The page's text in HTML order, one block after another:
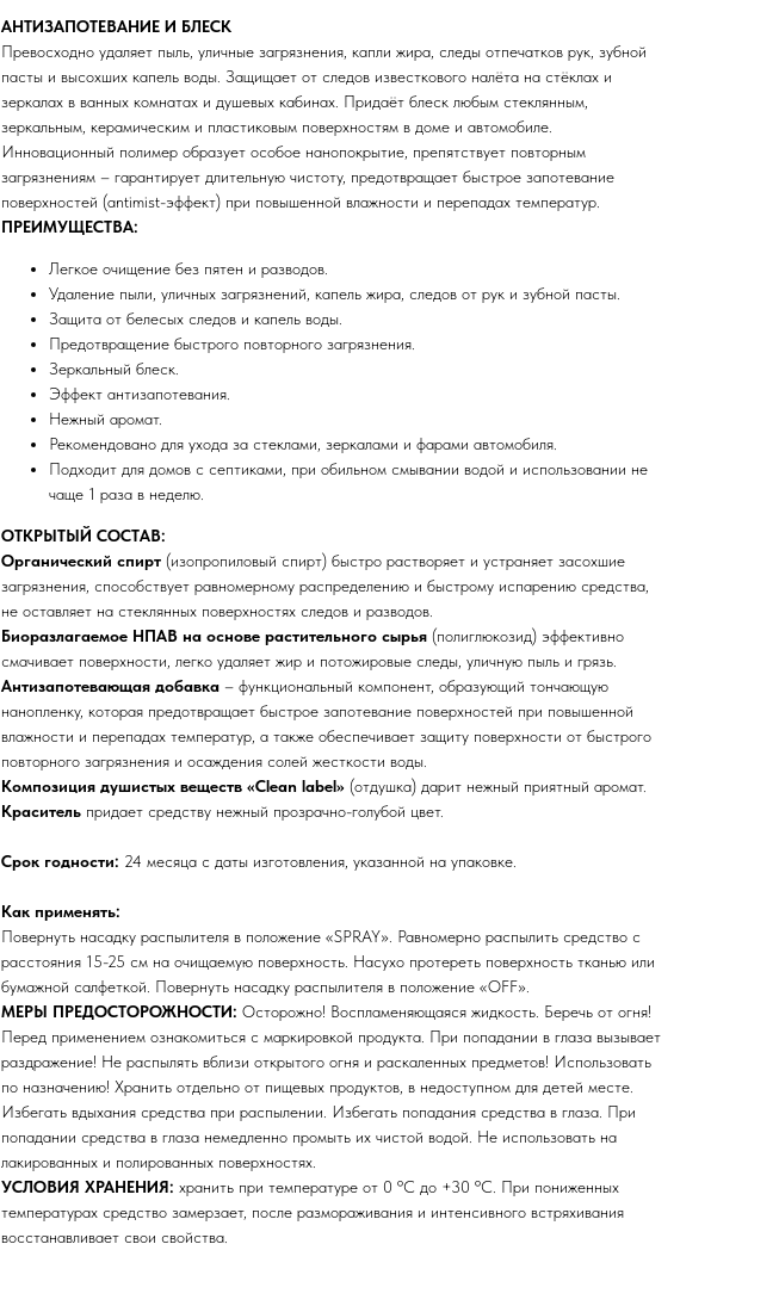
АНТИЗАПОТЕВАНИЕ И БЛЕСК
Превосходно удаляет пыль, уличные загрязнения, капли жира, следы отпечатков рук, зубной
пасты и высохших капель воды. Защищает от следов известкового налёта на стёклах и
зеркалах в ванных комнатах и душевых кабинах. Придаёт блеск любым стеклянным,
зеркальным, керамическим и пластиковым поверхностям в доме и автомобиле.
Инновационный полимер образует особое нанопокрытие, препятствует повторным
загрязнениям – гарантирует длительную чистоту, предотвращает быстрое запотевание
поверхностей (antimist-эффект) при повышенной влажности и перепадах температур.
ПРЕИМУЩЕСТВА:
Легкое очищение без пятен и разводов.
Удаление пыли, уличных загрязнений, капель жира, следов от рук и зубной пасты.
Защита от белесых следов и капель воды.
Предотвращение быстрого повторного загрязнения.
Зеркальный блеск.
Эффект антизапотевания.
Нежный аромат.
Рекомендовано для ухода за стеклами, зеркалами и фарами автомобиля.
Подходит для домов с септиками, при обильном смывании водой и использовании не
чаще 1 раза в неделю.
ОТКРЫТЫЙ СОСТАВ:
Органический спирт (изопропиловый спирт) быстро растворяет и устраняет засохшие
загрязнения, способствует равномерному распределению и быстрому испарению средства,
не оставляет на стеклянных поверхностях следов и разводов.
Биоразлагаемое НПАВ на основе растительного сырья (полиглюкозид) эффективно
смачивает поверхности, легко удаляет жир и потожировые следы, уличную пыль и грязь.
Антизапотевающая добавка – функциональный компонент, образующий тончающую
нанопленку, которая предотвращает быстрое запотевание поверхностей при повышенной
влажности и перепадах температур, а также обеспечивает защиту поверхности от быстрого
повторного загрязнения и осаждения солей жесткости воды.
Композиция душистых веществ «Clean label» (отдушка) дарит нежный приятный аромат.
Краситель придает средству нежный прозрачно-голубой цвет.
Срок годности: 24 месяца с даты изготовления, указанной на упаковке.
Как применять:
Повернуть насадку распылителя в положение «SPRAY». Равномерно распылить средство с
расстояния 15-25 см на очищаемую поверхность. Насухо протереть поверхность тканью или
бумажной салфеткой. Повернуть насадку распылителя в положение «OFF».
МЕРЫ ПРЕДОСТОРОЖНОСТИ: Осторожно! Воспламеняющаяся жидкость. Беречь от огня!
Перед применением ознакомиться с маркировкой продукта. При попадании в глаза вызывает
раздражение! Не распылять вблизи открытого огня и раскаленных предметов! Использовать
по назначению! Хранить отдельно от пищевых продуктов, в недоступном для детей месте.
Избегать вдыхания средства при распылении. Избегать попадания средства в глаза. При
попадании средства в глаза немедленно промыть их чистой водой. Не использовать на
лакированных и полированных поверхностях.
УСЛОВИЯ ХРАНЕНИЯ: хранить при температуре от 0 ºС до +30 ºС. При пониженных
температурах средство замерзает, после размораживания и интенсивного встряхивания
восстанавливает свои свойства.